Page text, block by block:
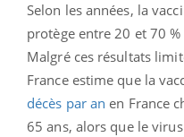
Selon les années, la
protège entre 20 et 70
Malgré ces résultats
France estime que la
décès par an en France
65 ans, alors que le